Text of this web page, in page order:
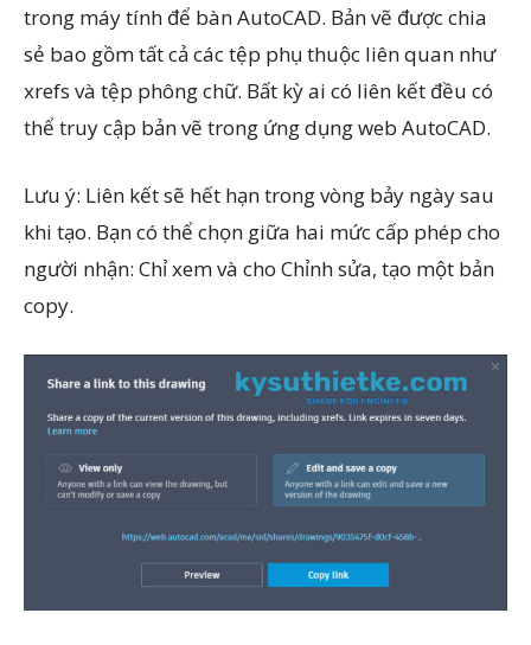
trong máy tính để bàn AutoCAD. Bản vẽ được chia
sẻ bao gồm tất cả các tệp phụ thuộc liên quan như
xrefs và tệp phông chữ. Bất kỳ ai có liên kết đều có
thể truy cập bản vẽ trong ứng dụng web AutoCAD.
Lưu ý: Liên kết sẽ hết hạn trong vòng bảy ngày sau
khi tạo. Bạn có thể chọn giữa hai mức cấp phép cho
người nhận: Chỉ xem và cho Chỉnh sửa, tạo một bản
copy.